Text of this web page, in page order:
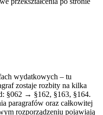
wydatkowych – tu
zostaje rozbity na kilka
§062 → §162, §163, §164.
paragrafów oraz całkowitej
rozporządzeniu pojawiają